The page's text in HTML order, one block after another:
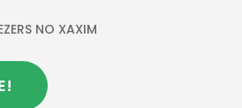
NO XAXIM